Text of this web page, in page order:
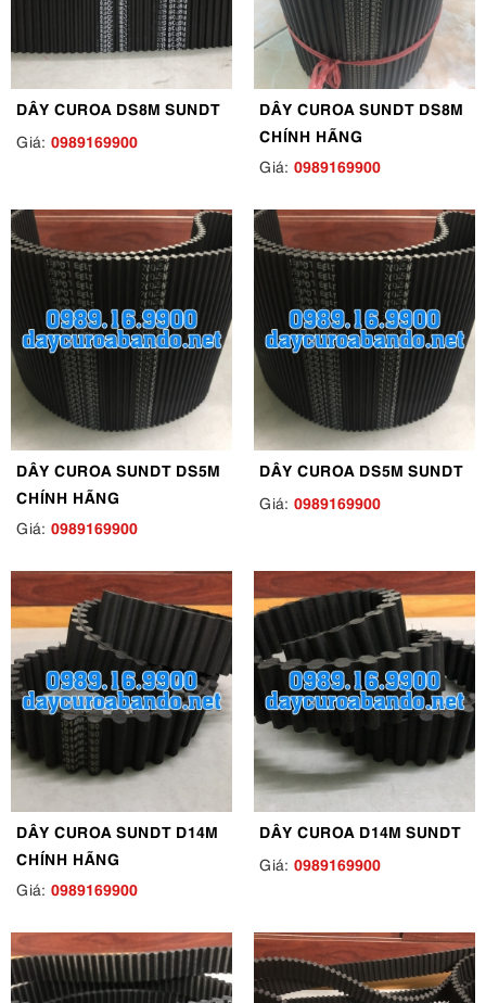
DÂY CUROA DS8M SUNDT
Giá: 0989169900
DÂY CUROA SUNDT DS8M
CHÍNH HÃNG
Giá: 0989169900
DÂY CUROA SUNDT DS5M
CHÍNH HÃNG
Giá: 0989169900
DÂY CUROA DS5M SUNDT
Giá: 0989169900
DÂY CUROA SUNDT D14M
CHÍNH HÃNG
Giá: 0989169900
DÂY CUROA D14M SUNDT
Giá: 0989169900